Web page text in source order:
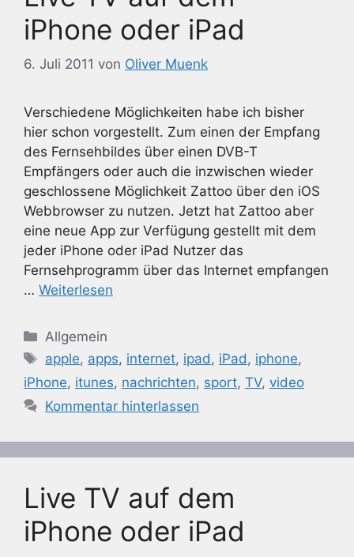
iPhone oder iPad
6. Juli 2011 von Oliver Muenk
Verschiedene Möglichkeiten habe ich bisher
hier schon vorgestellt. Zum einen der Empfang
des Fernsehbildes über einen DVB-T
Empfängers oder auch die inzwischen wieder
geschlossene Möglichkeit Zattoo über den iOS
Webbrowser zu nutzen. Jetzt hat Zattoo aber
eine neue App zur Verfügung gestellt mit dem
jeder iPhone oder iPad Nutzer das
Fernsehprogramm über das Internet empfangen
… Weiterlesen
Kategorien
Allgemein
Schlagwörter
apple, apps, internet, ipad, iPad, iphone,
iPhone, itunes, nachrichten, sport, TV, video
Kommentar hinterlassen
Live TV auf dem
iPhone oder iPad